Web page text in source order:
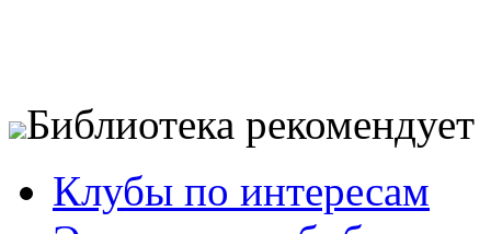
Библиотека рекомендует
Клубы по интересам